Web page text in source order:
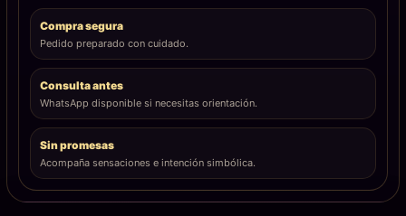
Compra segura
Pedido preparado con cuidado.
Consulta antes
WhatsApp disponible si necesitas orientación.
Sin promesas
Acompaña sensaciones e intención simbólica.